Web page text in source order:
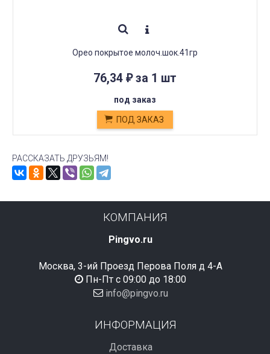
Орео покрытое молоч.шок.41гр
76,34 ₽за 1 шт
под заказ
ПОД ЗАКАЗ
РАССКАЗАТЬ ДРУЗЬЯМ!
КОМПАНИЯ
Pingvo.ru
Москва, 3-ий Проезд Перова Поля д 4-А
Пн-Пт с 09:00 до 18:00
info@pingvo.ru
ИНФОРМАЦИЯ
Доставка